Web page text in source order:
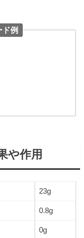
例
や作用
23g
0.8g
0g